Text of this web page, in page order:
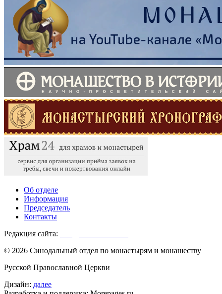
Об отделе
Информация
Председатель
Контакты
Редакция сайта:
© 2026 Синодальный отдел по монастырям и монашеству
Русской Православной Церкви
Дизайн: далее